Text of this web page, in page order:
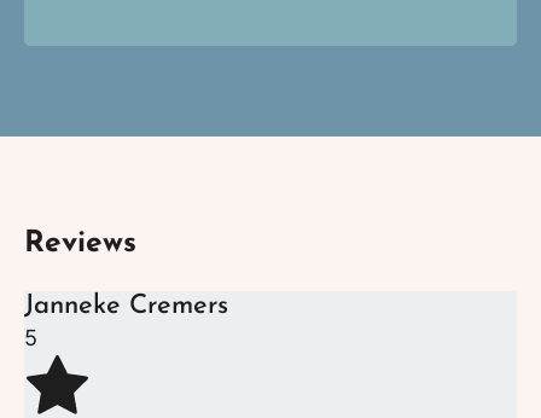
Reviews
Janneke Cremers
5